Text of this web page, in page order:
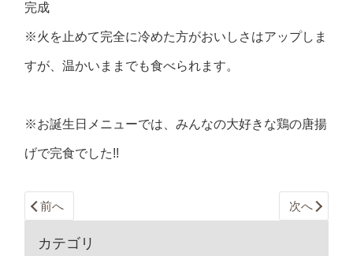
完成
※火を止めて完全に冷めた方がおいしさはアップしま
すが、温かいままでも食べられます。
※お誕生日メニューでは、みんなの大好きな鶏の唐揚
げで完食でした!!
前へ 次へ
カテゴリ